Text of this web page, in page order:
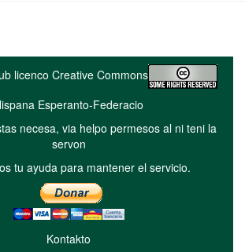
licenco Creative Commons
Esperanto-Federacio
necesa, via helpo permesos al ni teni la
servon
tu ayuda para mantener el servicio.
Kontakto